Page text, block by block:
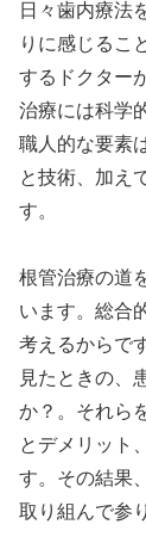
日々歯内療法
りに感じるこ
するドクター
治療には科学
職人的な要素
と技術、加え
す。
根管治療の道
います。総合
考えるからで
見たときの、
か？。それら
とデメリット
す。その結果
取り組んで参